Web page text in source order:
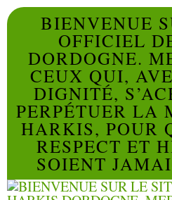
BIENVENUE
OFFICIEL
DORDOGNE.
CEUX QUI,
DIGNITÉ,
PERPÉTUER LA
HARKIS, POUR
RESPECT ET
SOIENT